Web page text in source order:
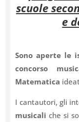
scuole
e
Sono aperte le
concorso
Matematica
I cantautori, gli
musicaliche si